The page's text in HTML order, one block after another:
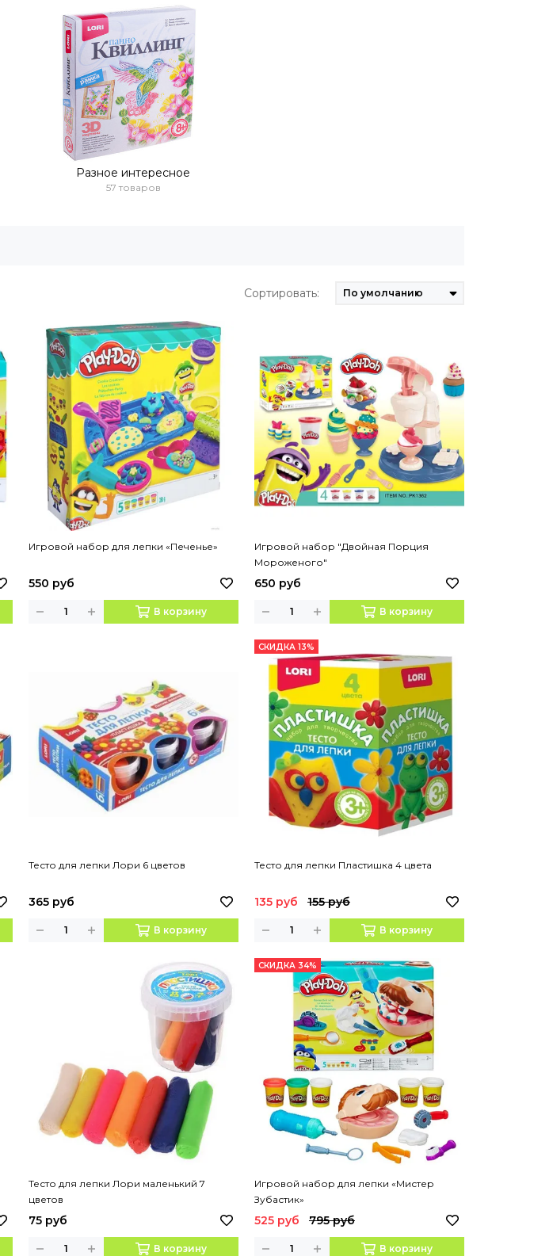
Разное интересное
57 товаров
Сортировать:
Игровой набор для лепки «Печенье»
550 руб
В корзину
Игровой набор "Двойная Порция
Мороженого"
650 руб
В корзину
Тесто для лепки Лори 6 цветов
365 руб
В корзину
СКИДКА 13%
Тесто для лепки Пластишка 4 цвета
135 руб 155 руб
В корзину
Тесто для лепки Лори маленький 7
цветов
75 руб
В корзину
СКИДКА 34%
Игровой набор для лепки «Мистер
Зубастик»
525 руб 795 руб
В корзину